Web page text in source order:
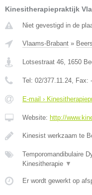
Kinesitherapiepraktijk
Niet gevestigd in de
Vlaams-Brabant »
Lotsestraat 46, 1650
Tel: 02/377.11.24, Fax: -
E-mail ›
Website: http://
Kinesist werkzaam te
Temporomandibulaire
Kinesitherapie ▼
Er wordt gewerkt op